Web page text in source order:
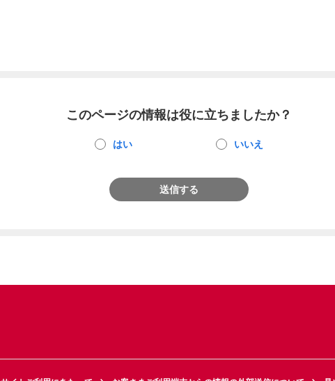
このページの情報は役に立ちましたか？
はい いいえ
送信する